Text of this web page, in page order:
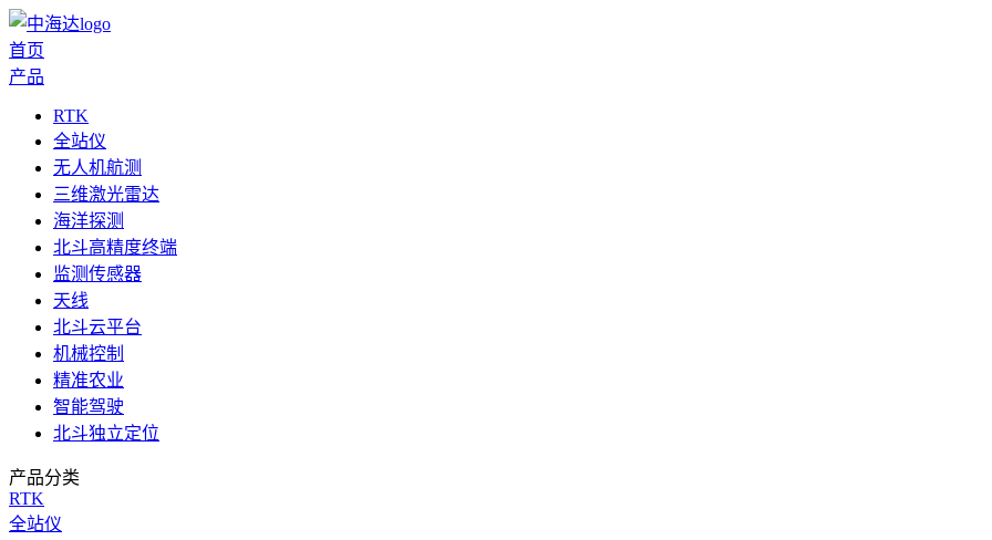
首页
产品
RTK
全站仪
无人机航测
三维激光雷达
海洋探测
北斗高精度终端
监测传感器
天线
北斗云平台
机械控制
精准农业
智能驾驶
北斗独立定位
产品分类
RTK
全站仪